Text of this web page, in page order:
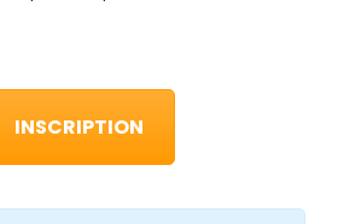
INSCRIPTION